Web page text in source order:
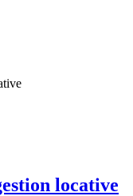
locative